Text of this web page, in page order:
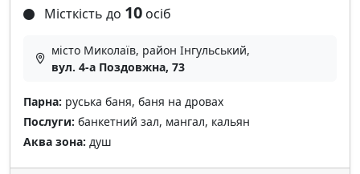
Місткість до 10 осіб
місто Миколаїв, район Інгульський,
вул. 4-а Поздовжна, 73
Парна: руська баня, баня на дровах
Послуги: банкетний зал, мангал, кальян
Аква зона: душ